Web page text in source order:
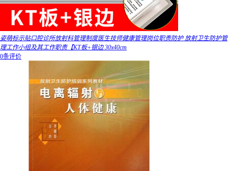
姿萌标示贴口腔诊所放射科管理制度医生技师健康管理岗位职责防护 放射卫生防护管
理工作小组及其工作职责【KT板+银边 30x40cm
0条评价